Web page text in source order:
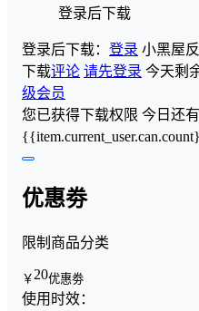
登录后下载
登录后下载： 登录 小黑屋
下载评论 请先登录 今天剩
级会员
您已获得下载权限 今日还有
优惠劵
限制商品分类
￥ 20优惠劵
使用时效：